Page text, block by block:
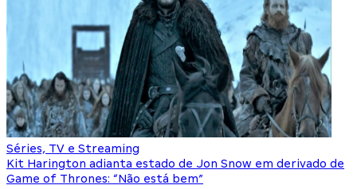
Séries, TV e Streaming
Kit Harington adianta estado de Jon Snow em derivado de
Game of Thrones: “Não está bem”